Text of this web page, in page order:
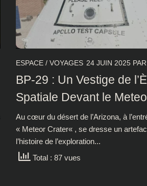
ESPACE / VOYAGES 24 JUIN 2025 PAR
BP-29 : Un Vestige de
Spatiale Devant le
Au cœur du désert de l’Arizona, à
« Meteor Crater« , se dresse un
l’histoire de l’exploration...
Total : 87 vues